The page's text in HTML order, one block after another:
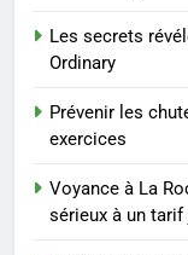
1
2
Les secrets
Ordinary
Prévenir les
exercices
Voyance à La
sérieux à un tarif